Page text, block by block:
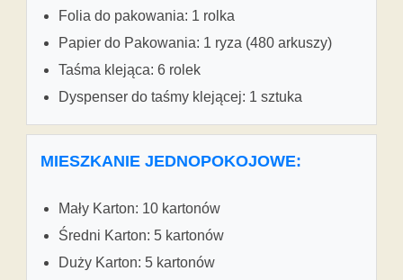
Folia do pakowania: 1 rolka
Papier do Pakowania: 1 ryza (480 arkuszy)
Taśma klejąca: 6 rolek
Dyspenser do taśmy klejącej: 1 sztuka
MIESZKANIE JEDNOPOKOJOWE:
Mały Karton: 10 kartonów
Średni Karton: 5 kartonów
Duży Karton: 5 kartonów